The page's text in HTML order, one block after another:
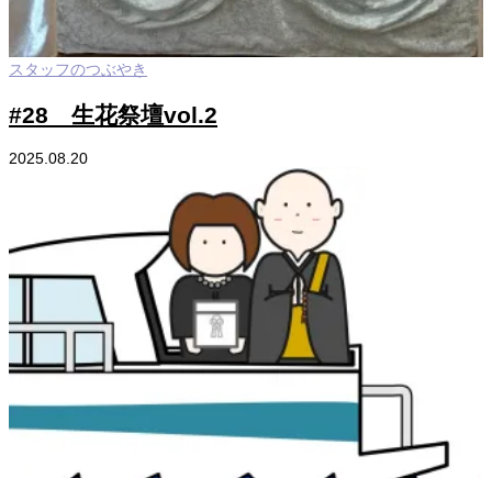
スタッフのつぶやき
#28 生花祭壇vol.2
2025.08.20